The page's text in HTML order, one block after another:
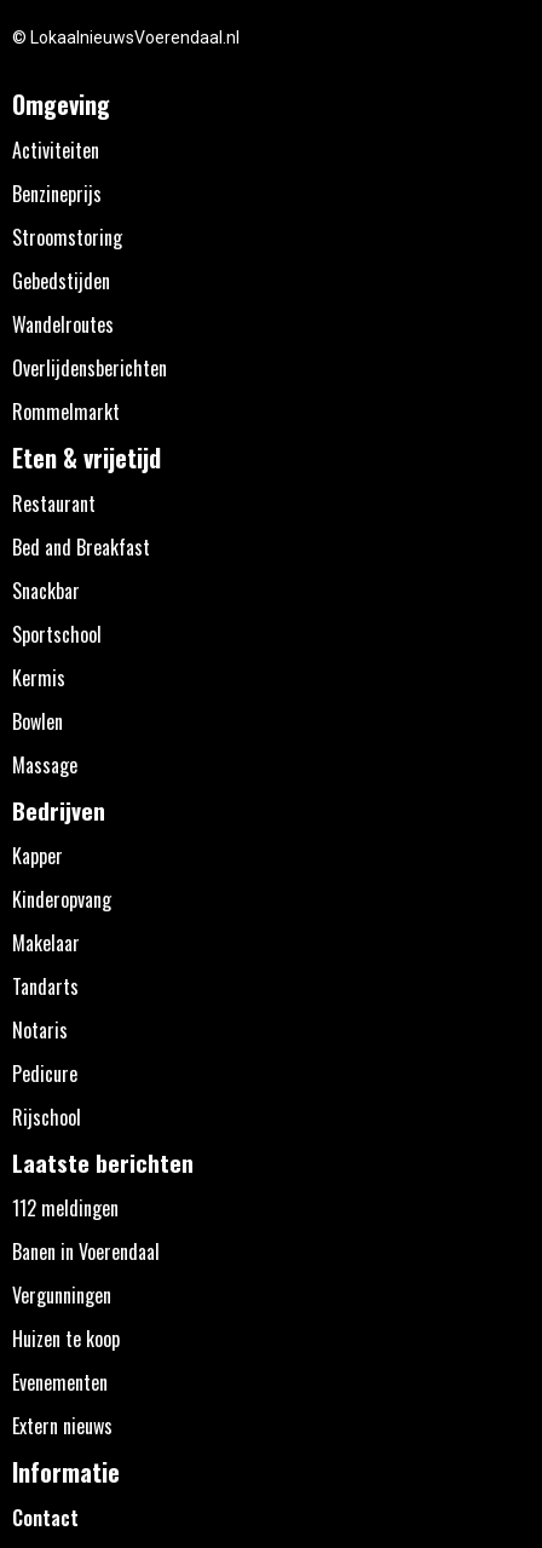
© LokaalnieuwsVoerendaal.nl
Omgeving
Activiteiten
Benzineprijs
Stroomstoring
Gebedstijden
Wandelroutes
Overlijdensberichten
Rommelmarkt
Eten & vrijetijd
Restaurant
Bed and Breakfast
Snackbar
Sportschool
Kermis
Bowlen
Massage
Bedrijven
Kapper
Kinderopvang
Makelaar
Tandarts
Notaris
Pedicure
Rijschool
Laatste berichten
112 meldingen
Banen in Voerendaal
Vergunningen
Huizen te koop
Evenementen
Extern nieuws
Informatie
Contact